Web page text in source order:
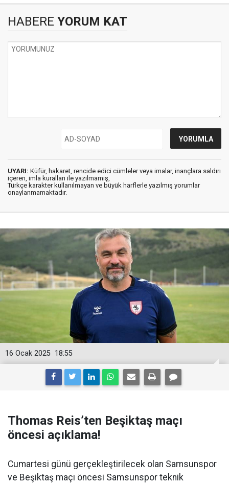
HABERE YORUM KAT
UYARI: Küfür, hakaret, rencide edici cümleler veya imalar, inançlara saldırı
içeren, imla kuralları ile yazılmamış,
Türkçe karakter kullanılmayan ve büyük harflerle yazılmış yorumlar
onaylanmamaktadır.
18:55
16 Ocak 2025
Thomas Reis’ten Beşiktaş maçı
öncesi açıklama!
Cumartesi günü gerçekleştirilecek olan Samsunspor
ve Beşiktaş maçı öncesi Samsunspor teknik